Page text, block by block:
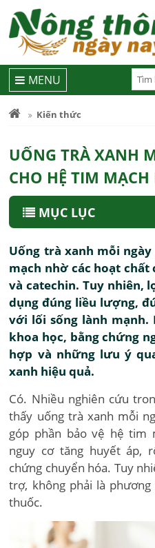
MENU
Kiến thức
UỐNG TRÀ XANH
CHO HỆ TIM MẠCH
MỤC LỤC
Uống trà xanh mỗi
mạch nhờ các hoạt chất
và catechin. Tuy nhiên,
dụng đúng liều lượng,
với lối sống lành mạnh.
khoa học, bằng chứng
hợp và những lưu ý
xanh hiệu quả.
Có. Nhiều nghiên cứu
thấy uống trà xanh mỗi
góp phần bảo vệ hệ tim
nguy cơ tăng huyết áp,
chứng chuyển hóa. Tuy
trợ, không phải là
thuốc.